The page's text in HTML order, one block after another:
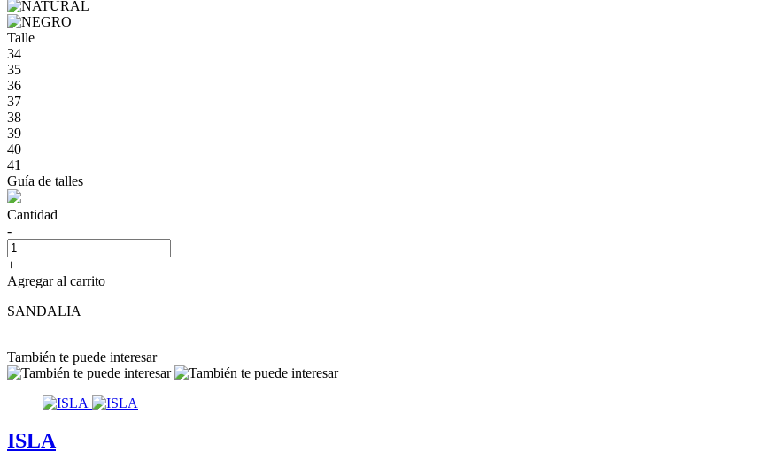
Talle
34
35
36
37
38
39
40
41
Guía de talles
Cantidad
-
+
Agregar al carrito
SANDALIA
También te puede interesar
ISLA